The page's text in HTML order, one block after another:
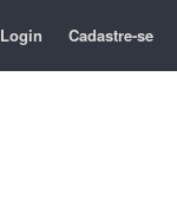
Login Cadastre-se